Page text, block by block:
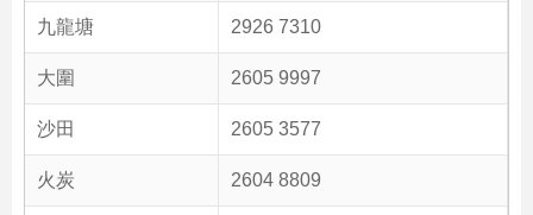
九龍塘 2926 7310
大圍 2605 9997
沙田 2605 3577
火炭 2604 8809